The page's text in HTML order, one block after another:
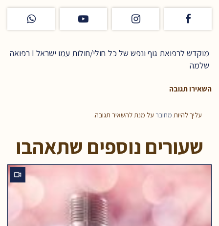
מוקדש לרפואת גוף ונפש של כל חולי/חולות עמו ישראל I רפואה
שלמה
השאירו תגובה
עליך להיות מחובר על מנת להשאיר תגובה.
שעורים נוספים שתאהבו